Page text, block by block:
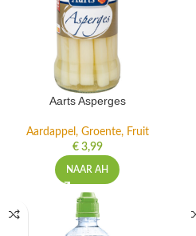
Aarts Asperges
Aardappel, Groente, Fruit
€3,99
NAAR AH